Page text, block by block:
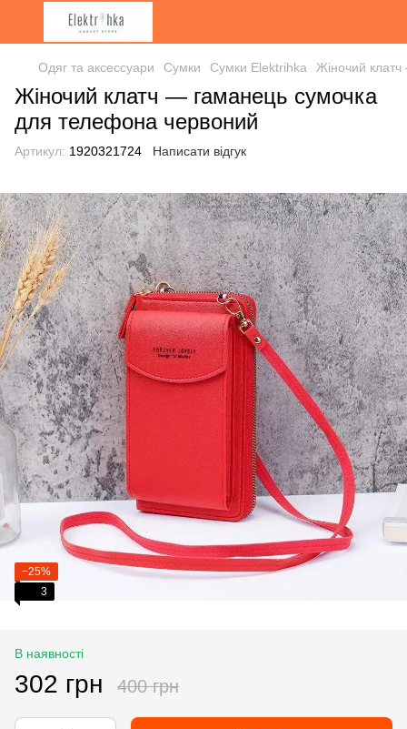
Одяг та аксессуари Сумки Сумки Elektrihka Жіночий
Жіночий клатч — гаманець сумочка
для телефона червоний
Артикул: 1920321724 Написати відгук
−25%
3
В наявності
302 грн 400 грн